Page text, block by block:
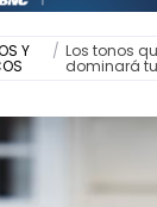
Y / Los tonos
dominará